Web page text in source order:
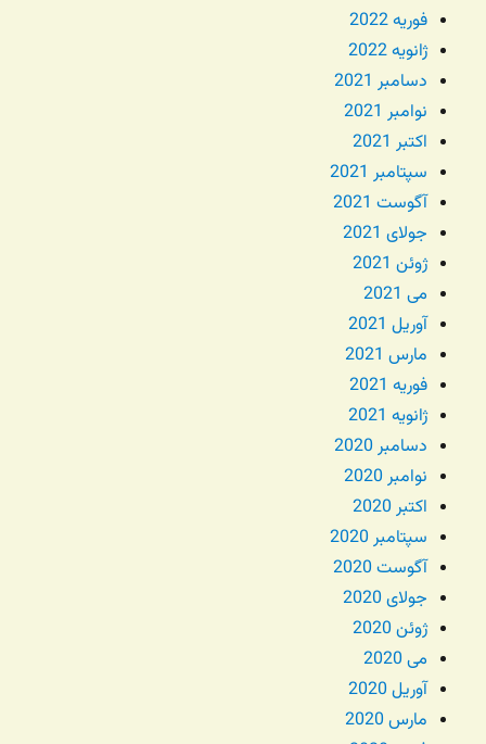
فوریه 2022
ژانویه 2022
دسامبر 2021
نوامبر 2021
اکتبر 2021
سپتامبر 2021
آگوست 2021
جولای 2021
ژوئن 2021
می 2021
آوریل 2021
مارس 2021
فوریه 2021
ژانویه 2021
دسامبر 2020
نوامبر 2020
اکتبر 2020
سپتامبر 2020
آگوست 2020
جولای 2020
ژوئن 2020
می 2020
آوریل 2020
مارس 2020